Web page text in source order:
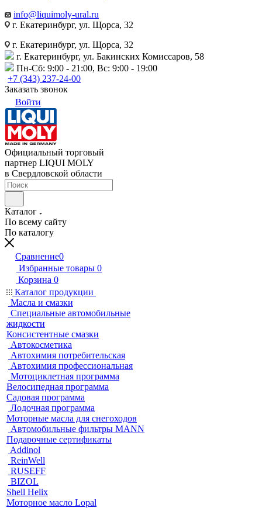
info@liquimoly-ural.ru
г. Екатеринбург, ул. Щорса, 32
г. Екатеринбург, ул. Щорса, 32
г. Екатеринбург, ул. Бакинских Комиссаров, 58
Пн-Сб: 9:00 - 21:00, Вс: 9:00 - 19:00
+7 (343) 237-24-00
Заказать звонок
Войти
Официальный торговый
партнер LIQUI MOLY
в Свердловской области
Каталог
По всему сайту
По каталогу
Сравнение0
Избранные товары 0
Корзина 0
Каталог продукции
Масла и смазки
Специальные автомобильные
жидкости
Консистентные смазки
Автокосметика
Автохимия потребительская
Автохимия профессиональная
Мотоциклетная программа
Велосипедная программа
Садовая программа
Лодочная программа
Моторные масла для снегоходов
Автомобильные фильтры MANN
Подарочные сертификаты
Addinol
ReinWell
RUSEFF
BIZOL
Shell Helix
Моторное масло Lopal